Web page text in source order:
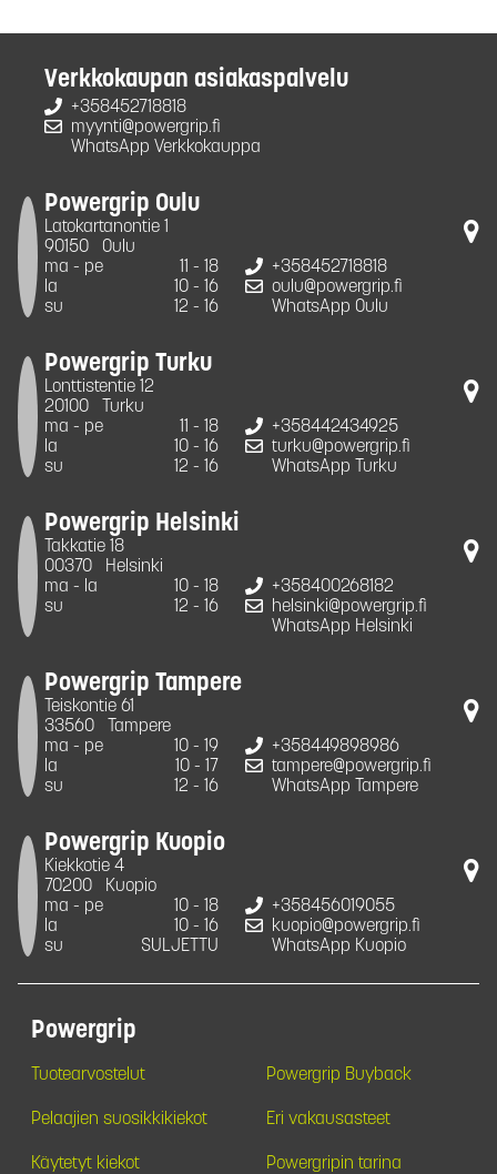
Verkkokaupan asiakaspalvelu
+358452718818
myynti@powergrip.fi
WhatsApp Verkkokauppa
Powergrip Oulu
Latokartanontie 1
90150
Oulu
ma - pe
11 - 18
la
10 - 16
su
12 - 16
+358452718818
oulu@powergrip.fi
WhatsApp Oulu
Powergrip Turku
Lonttistentie 12
20100
Turku
ma - pe
11 - 18
la
10 - 16
su
12 - 16
+358442434925
turku@powergrip.fi
WhatsApp Turku
Powergrip Helsinki
Takkatie 18
00370
Helsinki
ma - la
10 - 18
su
12 - 16
+358400268182
helsinki@powergrip.fi
WhatsApp Helsinki
Powergrip Tampere
Teiskontie 61
33560
Tampere
ma - pe
10 - 19
la
10 - 17
su
12 - 16
+358449898986
tampere@powergrip.fi
WhatsApp Tampere
Powergrip Kuopio
Kiekkotie 4
70200
Kuopio
ma - pe
10 - 18
la
10 - 16
su
SULJETTU
+358456019055
kuopio@powergrip.fi
WhatsApp Kuopio
Powergrip
Tuotearvostelut Powergrip Buyback
Pelaajien suosikkikiekot Eri vakausasteet
Käytetyt kiekot Powergripin tarina